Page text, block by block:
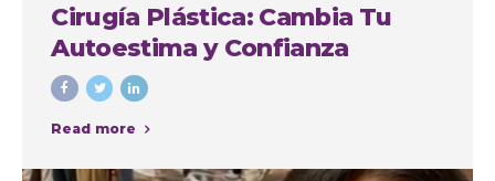
Cirugía Plástica: Cambia Tu
Autoestima y Confianza
Read more